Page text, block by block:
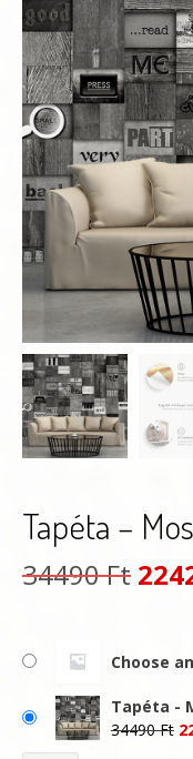
Tapéta –
34490Ft
was:
Choose
Tapéta -
34490Ft